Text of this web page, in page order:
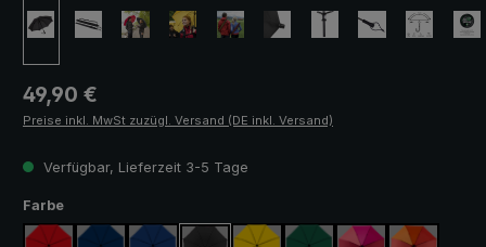
Regulärer Preis:
49,90 €
Preise inkl. MwSt zuzügl. Versand (DE inkl. Versand)
Verfügbar, Lieferzeit 3-5 Tage
Farbeauswählen